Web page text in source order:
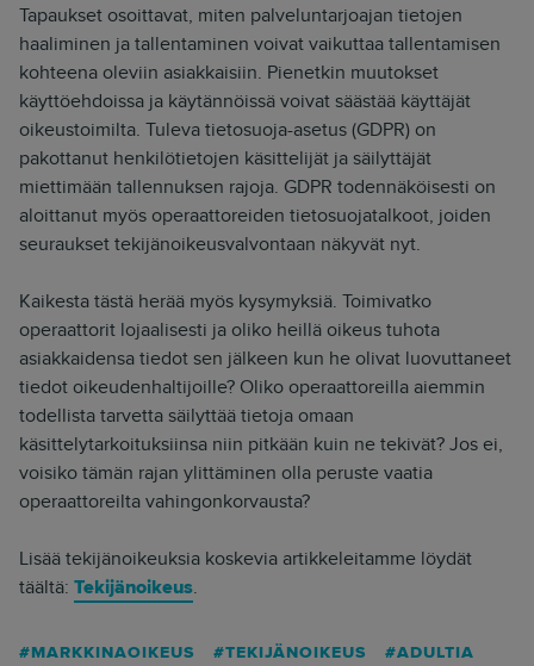
Tapaukset osoittavat, miten palveluntarjoajan tietojen
haaliminen ja tallentaminen voivat vaikuttaa tallentamisen
kohteena oleviin asiakkaisiin. Pienetkin muutokset
käyttöehdoissa ja käytännöissä voivat säästää käyttäjät
oikeustoimilta. Tuleva tietosuoja-asetus (GDPR) on
pakottanut henkilötietojen käsittelijät ja säilyttäjät
miettimään tallennuksen rajoja. GDPR todennäköisesti on
aloittanut myös operaattoreiden tietosuojatalkoot, joiden
seuraukset tekijänoikeusvalvontaan näkyvät nyt.
Kaikesta tästä herää myös kysymyksiä. Toimivatko
operaattorit lojaalisesti ja oliko heillä oikeus tuhota
asiakkaidensa tiedot sen jälkeen kun he olivat luovuttaneet
tiedot oikeudenhaltijoille? Oliko operaattoreilla aiemmin
todellista tarvetta säilyttää tietoja omaan
käsittelytarkoituksiinsa niin pitkään kuin ne tekivät? Jos ei,
voisiko tämän rajan ylittäminen olla peruste vaatia
operaattoreilta vahingonkorvausta?
Lisää tekijänoikeuksia koskevia artikkeleitamme löydät
täältä: Tekijänoikeus.
MARKKINAOIKEUS TEKIJÄNOIKEUS
ADULTIA